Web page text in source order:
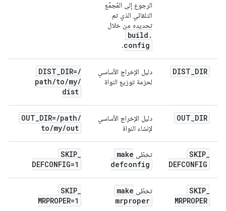
الرجوع إلى المُجمِّع
التلقائي الذي تم
تحديده من خلال
build .
config
.
DIST_DIR
دليل الإخراج الأساسي
لحزمة توزيع النواة
DIST_DIR=/
path/to/my/
dist
OUT_DIR
دليل الإخراج الأساسي
لإنشاء النواة
OUT_DIR=/path/
to/my/out
SKIP_
DEFCONFIG
تخطّي make
defconfig
SKIP_
DEFCONFIG=1
SKIP_
MRPROPER
تخطّي make
mrproper
SKIP_
MRPROPER=1